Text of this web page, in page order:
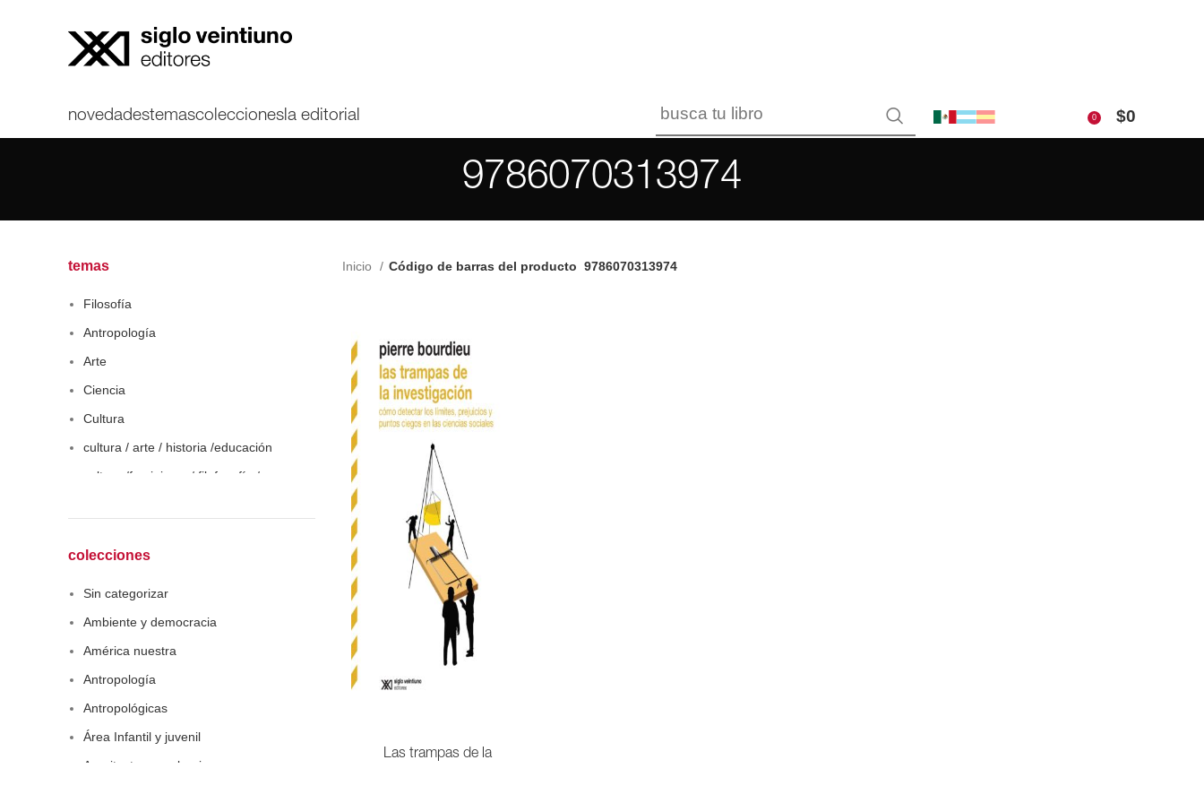
novedadestemascolecciones la editorial 0 $0
9786070313974
temas
Filosofía
Antropología
Arte
Ciencia
Cultura
cultura / arte / historia /educación
cultura /feminismo / filofosofía /
Economía
colecciones
Sin categorizar
Ambiente y democracia
América nuestra
Antropología
Antropológicas
Área Infantil y juvenil
Arquitectura y urbanismo
Inicio Código de barras del producto 9786070313974
Las trampas de la